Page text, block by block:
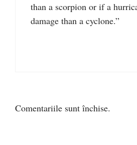
than a scorpion or if a
damage than a cyclone.”
Comentariile sunt închise.